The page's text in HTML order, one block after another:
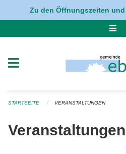
Navigation überspringen
Zu den Öffnungszeiten
STARTSEITE VERANSTALTUNGEN
Veranstaltungen